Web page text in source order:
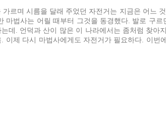
르며 시름을 달래 주었던 자전거는 지금은 어느
법사는 어릴 때부터 그것을 동경했다. 발로 구
. 언덕과 산이 많은 이 나라에서는 좀처럼 찾
제 다시 마법사에게도 자전거가 필요하다. 이번